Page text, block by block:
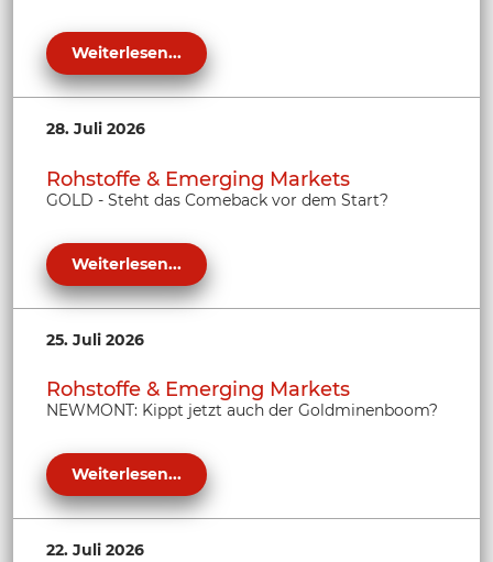
Weiterlesen...
28. Juli 2026
Rohstoffe & Emerging Markets
GOLD - Steht das Comeback vor dem Start?
Weiterlesen...
25. Juli 2026
Rohstoffe & Emerging Markets
NEWMONT: Kippt jetzt auch der Goldminenboom?
Weiterlesen...
22. Juli 2026